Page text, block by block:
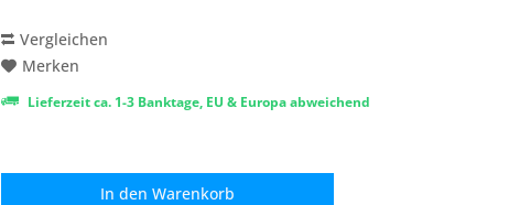
Vergleichen
Merken
Lieferzeit ca. 1-3 Banktage, EU & Europa abweichend
In den Warenkorb